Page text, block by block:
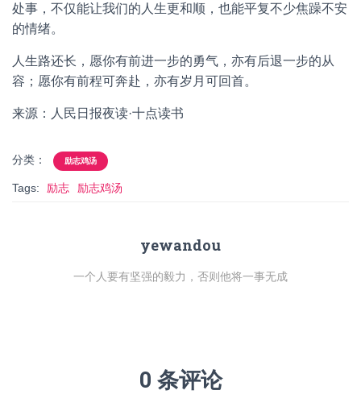
处事，不仅能让我们的人生更和顺，也能平复不少焦躁不安
的情绪。
人生路还长，愿你有前进一步的勇气，亦有后退一步的从
容；愿你有前程可奔赴，亦有岁月可回首。
来源：人民日报夜读·十点读书
分类： 励志鸡汤
Tags: 励志 励志鸡汤
yewandou
一个人要有坚强的毅力，否则他将一事无成
0 条评论